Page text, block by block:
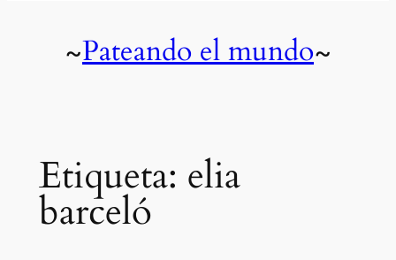
~Pateando el mundo~
Etiqueta: elia
barceló